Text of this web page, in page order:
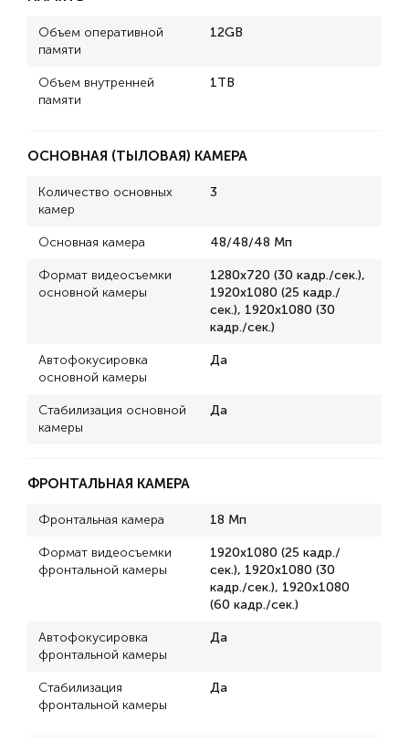
Объем оперативной
памяти
12GB
Объем внутренней
памяти
1TB
ОСНОВНАЯ (ТЫЛОВАЯ) КАМЕРА
Количество основных
камер
3
Основная камера 48/48/48 Мп
Формат видеосъемки
основной камеры
1280x720 (30 кадр./сек.),
1920x1080 (25 кадр./
сек.), 1920x1080 (30
кадр./сек.)
Автофокусировка
основной камеры
Да
Стабилизация основной
камеры
Да
ФРОНТАЛЬНАЯ КАМЕРА
Фронтальная камера 18 Мп
Формат видеосъемки
фронтальной камеры
1920x1080 (25 кадр./
сек.), 1920x1080 (30
кадр./сек.), 1920x1080
(60 кадр./сек.)
Автофокусировка
фронтальной камеры
Да
Стабилизация
фронтальной камеры
Да